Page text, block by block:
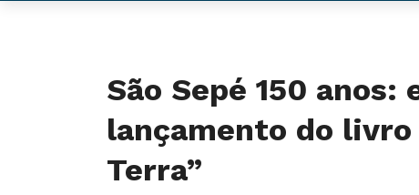
São Sepé 150 anos:
lançamento do livro
Terra”